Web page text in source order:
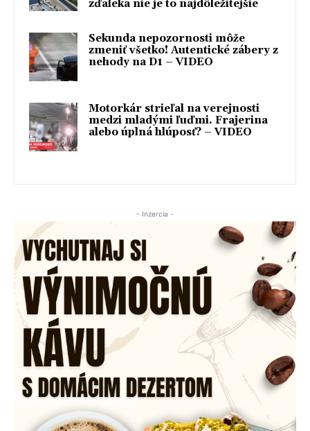
zďaleka nie je to najdôležitejšie
Sekunda nepozornosti môže
zmeniť všetko! Autentické zábery z
nehody na D1 – VIDEO
Motorkár strieľal na verejnosti
medzi mladými ľuďmi. Frajerina
alebo úplná hlúposť? – VIDEO
- Inzercia -